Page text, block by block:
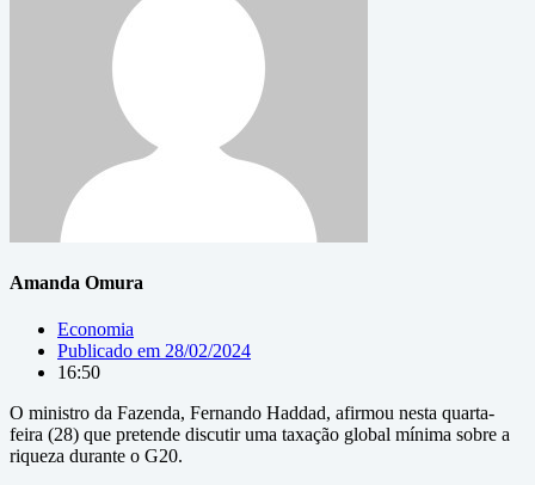
Amanda Omura
Economia
Publicado em 28/02/2024
16:50
O ministro da Fazenda, Fernando Haddad, afirmou nesta quarta-
feira (28) que pretende discutir uma taxação global mínima sobre a
riqueza durante o G20.